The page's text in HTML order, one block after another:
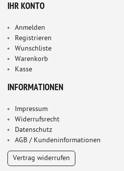
IHR KONTO
Anmelden
Registrieren
Wunschliste
Warenkorb
Kasse
INFORMATIONEN
Impressum
Widerrufsrecht
Datenschutz
AGB / Kundeninformationen
Vertrag widerrufen